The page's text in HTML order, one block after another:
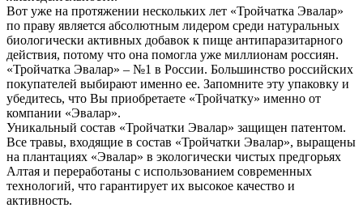
Вот уже на протяжении нескольких лет «Тройчатка Эвалар»
по праву является абсолютным лидером среди натуральных
биологически активных добавок к пище антипаразитарного
действия, потому что она помогла уже миллионам россиян.
«Тройчатка Эвалар» – №1 в России. Большинство российских
покупателей выбирают именно ее. Запомните эту упаковку и
убедитесь, что Вы приобретаете «Тройчатку» именно от
компании «Эвалар».
Уникальный состав «Тройчатки Эвалар» защищен патентом.
Все травы, входящие в состав «Тройчатки Эвалар», выращены
на плантациях «Эвалар» в экологически чистых предгорьях
Алтая и переработаны с использованием современных
технологий, что гарантирует их высокое качество и
активность.